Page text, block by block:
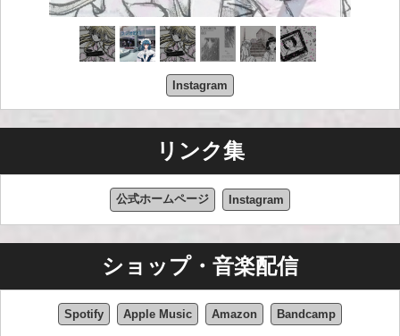
Instagram
リンク集
公式ホームページ Instagram
ショップ・音楽配信
Spotify Apple Music Amazon Bandcamp